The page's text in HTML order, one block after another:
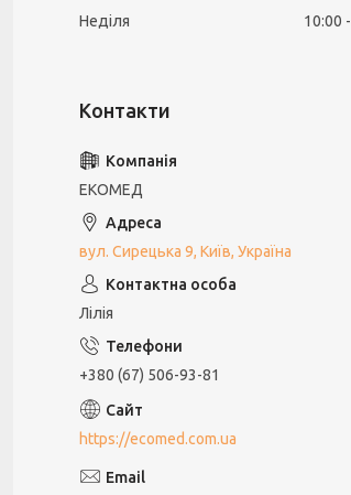
Неділя
10:00
ЕКОМЕД
вул. Сирецька 9, Київ, Україна
Лілія
+380 (67) 506-93-81
https://ecomed.com.ua